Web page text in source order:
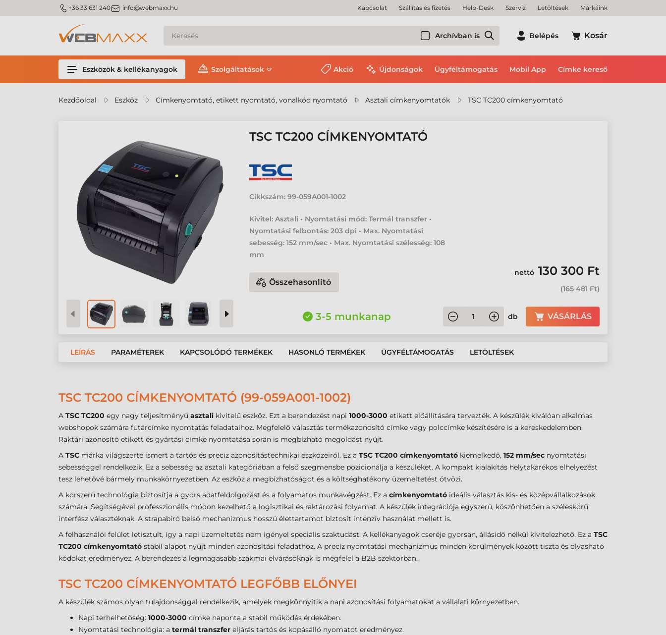
m_phone +36 33 631 240m_email info@webmaxx.hu Kapcsolat Szállítás és fizetés Help-Desk Szerviz Letöltések Márkáink
Archívban is Belépés Kosár
Eszközök & kellékanyagok Szolgáltatások Akció Újdonságok Ügyféltámogatás Mobil App Címke kereső
Kezdőoldal Eszköz Címkenyomtató, etikett nyomtató, vonalkód nyomtató Asztali címkenyomtatók TSC TC200 címkenyomtató
TSC TC200 CÍMKENYOMTATÓ
Cikkszám: 99-059A001-1002
Kivitel: Asztali • Nyomtatási mód: Termál transzfer •
Nyomtatási felbontás: 203 dpi • Max. Nyomtatási
sebesség: 152 mm/sec • Max. Nyomtatási szélesség: 108
mm
Összehasonlító
nettó 130 300 Ft
(165 481 Ft)
3-5 munkanap db VÁSÁRLÁS
LEÍRÁS PARAMÉTEREK KAPCSOLÓDÓ TERMÉKEK HASONLÓ TERMÉKEK ÜGYFÉLTÁMOGATÁS LETÖLTÉSEK
TSC TC200 CÍMKENYOMTATÓ (99-059A001-1002)
A TSC TC200 egy nagy teljesítményű asztali kivitelű eszköz. Ezt a berendezést napi 1000-3000 etikett előállítására tervezték. A készülék kiválóan alkalmas
webshopok számára futárcímke nyomtatás feladataihoz. Megfelelő választás termékazonosító címke vagy polccímke készítésére is a kereskedelemben.
Raktári azonosító etikett és gyártási címke nyomtatása során is megbízható megoldást nyújt.
A TSC márka világszerte ismert a tartós és precíz azonosítástechnikai eszközeiről. Ez a TSC TC200 címkenyomtató kiemelkedő, 152 mm/sec nyomtatási
sebességgel rendelkezik. Ez a sebesség az asztali kategóriában a felső szegmensbe pozicionálja a készüléket. A kompakt kialakítás helytakarékos elhelyezést
tesz lehetővé bármely munkakörnyezetben. Az eszköz a megbízhatóságot és a költséghatékony üzemeltetést ötvözi.
A korszerű technológia biztosítja a gyors adatfeldolgozást és a folyamatos munkavégzést. Ez a címkenyomtató ideális választás kis- és középvállalkozások
számára. Segítségével professzionális módon kezelhető a logisztikai és raktározási folyamat. A készülék integrációja egyszerű, köszönhetően a széleskörű
interfész választéknak. A strapabíró belső mechanizmus hosszú élettartamot biztosít intenzív használat mellett is.
A felhasználói felület letisztult, így a napi üzemeltetés nem igényel speciális szaktudást. A kellékanyagok cseréje gyorsan, állásidő nélkül kivitelezhető. Ez a TSC
TC200 címkenyomtató stabil alapot nyújt minden azonosítási feladathoz. A precíz nyomtatási mechanizmus minden körülmények között tiszta és olvasható
kódokat eredményez. A berendezés a legmagasabb szakmai elvárásoknak is megfelel a B2B szektorban.
TSC TC200 CÍMKENYOMTATÓ LEGFŐBB ELŐNYEI
A készülék számos olyan tulajdonsággal rendelkezik, amelyek megkönnyítik a napi azonosítási folyamatokat a vállalati környezetben.
Napi terhelhetőség: 1000-3000 címke naponta a stabil működés érdekében.
Nyomtatási technológia: a termál transzfer eljárás tartós és kopásálló nyomatot eredményez.